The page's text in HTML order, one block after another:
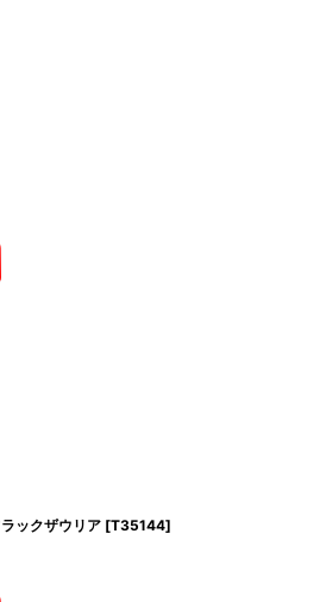
ックザウリア [T35144]